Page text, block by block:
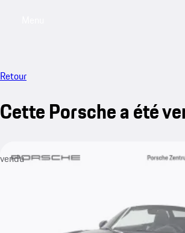
Retour
Cette Porsche a été
vendu